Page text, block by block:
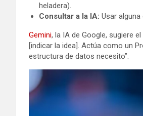
heladera).
Consultar a la IA: Usar
Gemini, la IA de Google, sugiere
[indicar la idea]. Actúa como un
estructura de datos necesito”.